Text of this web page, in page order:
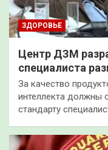
ЗДОРОВЬЕ
Центр ДЗМ
специалиста
За качество
интеллекта должны
стандарту